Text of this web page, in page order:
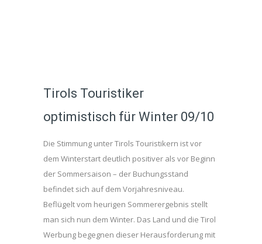
Tirols Touristiker
optimistisch für Winter 09/10
Die Stimmung unter Tirols Touristikern ist vor
dem Winterstart deutlich positiver als vor Beginn
der Sommersaison – der Buchungsstand
befindet sich auf dem Vorjahresniveau.
Beflügelt vom heurigen Sommerergebnis stellt
man sich nun dem Winter. Das Land und die Tirol
Werbung begegnen dieser Herausforderung mit